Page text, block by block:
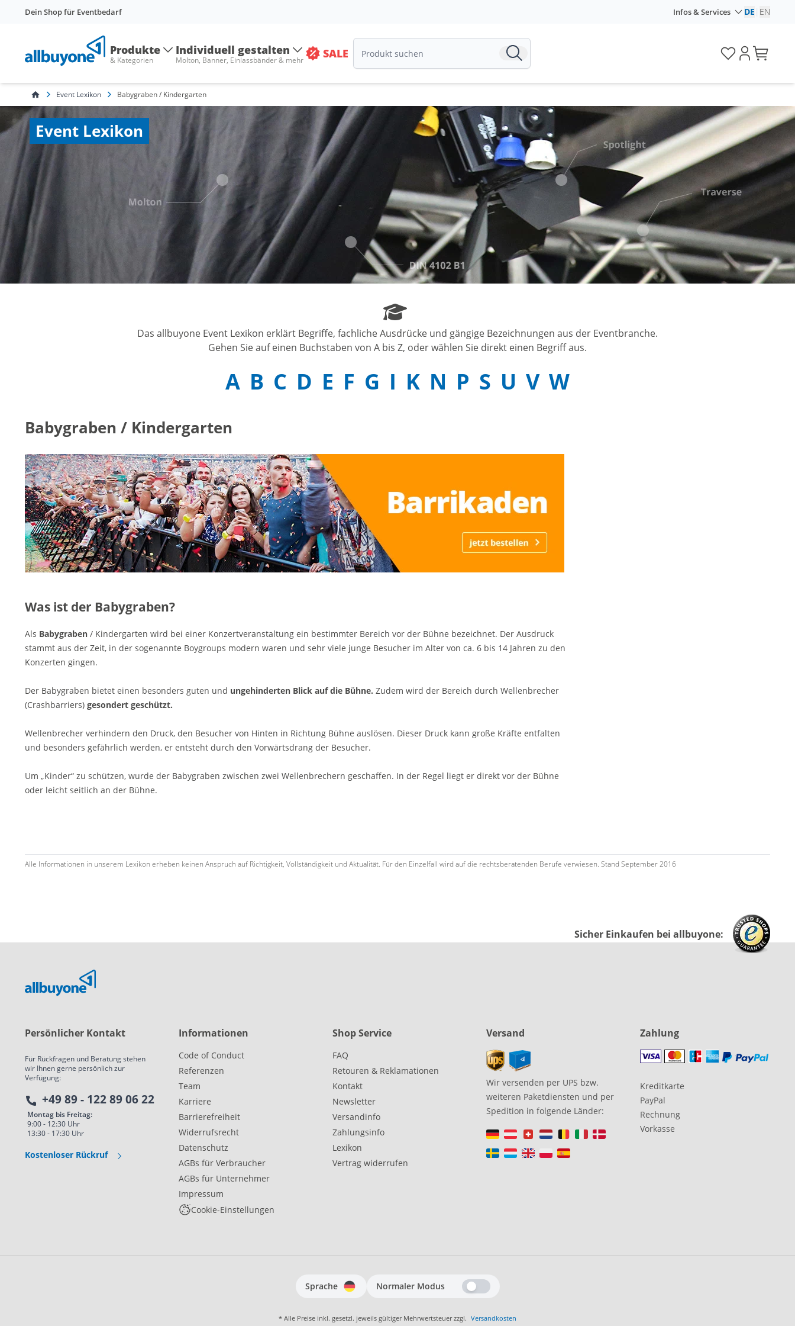
Dein Shop für Eventbedarf Infos & Services DE EN
Produkte
& Kategorien
Individuell gestalten
Molton, Banner, Einlassbänder & mehr SALE
Event Lexikon Babygraben / Kindergarten
Event Lexikon
Das allbuyone Event Lexikon erklärt Begriffe, fachliche Ausdrücke und gängige Bezeichnungen aus der Eventbranche.
Gehen Sie auf einen Buchstaben von A bis Z, oder wählen Sie direkt einen Begriff aus.
A B C D E F G I K N P S U V W
Babygraben / Kindergarten
Was ist der Babygraben?
Als Babygraben / Kindergarten wird bei einer Konzertveranstaltung ein bestimmter Bereich vor der Bühne bezeichnet. Der Ausdruck
stammt aus der Zeit, in der sogenannte Boygroups modern waren und sehr viele junge Besucher im Alter von ca. 6 bis 14 Jahren zu den
Konzerten gingen.
Der Babygraben bietet einen besonders guten und ungehinderten Blick auf die Bühne. Zudem wird der Bereich durch Wellenbrecher
(Crashbarriers) gesondert geschützt.
Wellenbrecher verhindern den Druck, den Besucher von Hinten in Richtung Bühne auslösen. Dieser Druck kann große Kräfte entfalten
und besonders gefährlich werden, er entsteht durch den Vorwärtsdrang der Besucher.
Um „Kinder“ zu schützen, wurde der Babygraben zwischen zwei Wellenbrechern geschaffen. In der Regel liegt er direkt vor der Bühne
oder leicht seitlich an der Bühne.
Alle Informationen in unserem Lexikon erheben keinen Anspruch auf Richtigkeit, Vollständigkeit und Aktualität. Für den Einzelfall wird auf die rechtsberatenden Berufe verwiesen. Stand September 2016
Sicher Einkaufen bei allbuyone:
Persönlicher Kontakt
Für Rückfragen und Beratung stehen
wir Ihnen gerne persönlich zur
Verfügung:
+49 89 - 122 89 06 22
Montag bis Freitag:
9:00 - 12:30 Uhr
13:30 - 17:30 Uhr
Kostenloser Rückruf
Informationen
Code of Conduct
Referenzen
Team
Karriere
Barrierefreiheit
Widerrufsrecht
Datenschutz
AGBs für Verbraucher
AGBs für Unternehmer
Impressum
Cookie-Einstellungen
Shop Service
FAQ
Retouren & Reklamationen
Kontakt
Newsletter
Versandinfo
Zahlungsinfo
Lexikon
Vertrag widerrufen
Versand
Wir versenden per UPS bzw.
weiteren Paketdiensten und per
Spedition in folgende Länder:
Zahlung
Kreditkarte
PayPal
Rechnung
Vorkasse
Sprache Normaler Modus
* Alle Preise inkl. gesetzl. jeweils gültiger Mehrwertsteuer zzgl. Versandkosten